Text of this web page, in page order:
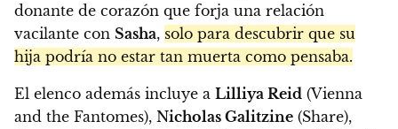
donante de corazón que forja una relación
vacilante con Sasha, solo para descubrir que su
hija podría no estar tan muerta como pensaba.
El elenco además incluye a Lilliya Reid (Vienna
and the Fantomes), Nicholas Galitzine (Share),